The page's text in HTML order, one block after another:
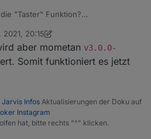
"Taster" Funktion?
überhaupt möglich?
des Garagentors einfach über
steuern tue ich das
rum kommen 2 Buttons zu
2021, 20:15
aber mometan v3.0.0-
Somit funktioniert es jetzt
Jarvis Infos Aktualisierungen der Doku auf
Instagram
hat, bitte rechts "^" klicken.